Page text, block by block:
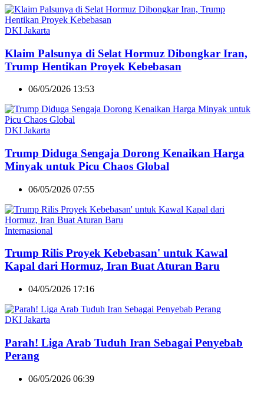
DKI Jakarta
Klaim Palsunya di Selat Hormuz Dibongkar Iran,
Trump Hentikan Proyek Kebebasan
06/05/2026 13:53
DKI Jakarta
Trump Diduga Sengaja Dorong Kenaikan Harga
Minyak untuk Picu Chaos Global
06/05/2026 07:55
Internasional
Trump Rilis Proyek Kebebasan' untuk Kawal
Kapal dari Hormuz, Iran Buat Aturan Baru
04/05/2026 17:16
DKI Jakarta
Parah! Liga Arab Tuduh Iran Sebagai Penyebab
Perang
06/05/2026 06:39